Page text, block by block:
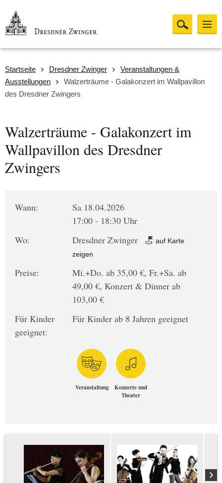
Startseite Dresdner Zwinger
Veranstaltungen &
Ausstellungen
Walzerträume - Galakonzert im Wallpavillon
des Dresdner Zwingers
Walzerträume - Galakonzert im
Wallpavillon des Dresdner
Zwingers
Wann:
Sa 18.04.2026
17:00 - 18:30 Uhr
Wo:
Dresdner Zwinger
auf Karte
zeigen
Preise:
Mi.+Do. ab 35,00 €, Fr.+Sa. ab
49,00 €, Konzert & Dinner ab
103,00 €
Für Kinder
geeignet:
Für Kinder ab 8 Jahren geeignet
Veranstaltung
Konzerte und
Theater